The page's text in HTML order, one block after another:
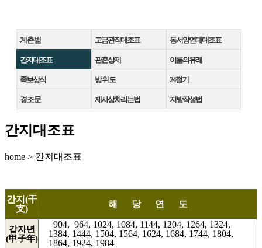
계 촌 법 고금관작대조표 동서양연대대조표
간지대조표 관혼상제 이름의유래
족보상식 방 위 도 24절기
경 조 문 제사상차리는법 지방작성법
간지대조표
home > 간지대조표
간지(干
支)
해 당 연 도
갑자년
(甲子年)
904, 964, 1024, 1084, 1144, 1204, 1264, 1324,
1384, 1444, 1504, 1564, 1624, 1684, 1744, 1804,
1864, 1924, 1984